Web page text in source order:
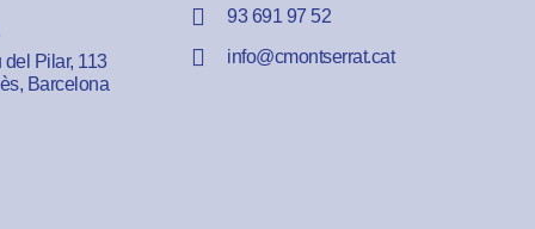
Pilar, 113
Barcelona
93 691 97 52
info@cmontserrat.cat